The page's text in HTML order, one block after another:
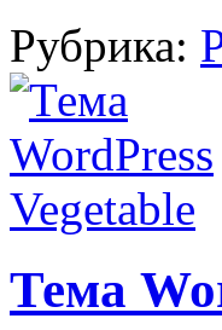
Рубрика:
Тема